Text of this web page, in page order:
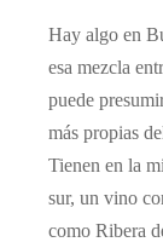
Hay algo en
esa mezcla
puede
más propias
Tienen en la
sur, un vino
como Ribera